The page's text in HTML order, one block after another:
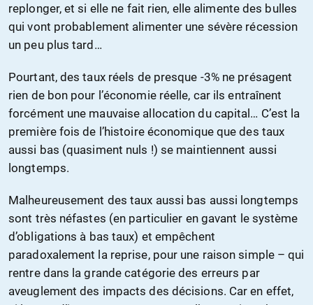
replonger, et si elle ne fait rien, elle alimente des bulles
qui vont probablement alimenter une sévère récession
un peu plus tard…
Pourtant, des taux réels de presque -3% ne présagent
rien de bon pour l’économie réelle, car ils entraînent
forcément une mauvaise allocation du capital… C’est la
première fois de l’histoire économique que des taux
aussi bas (quasiment nuls !) se maintiennent aussi
longtemps.
Malheureusement des taux aussi bas aussi longtemps
sont très néfastes (en particulier en gavant le système
d’obligations à bas taux) et empêchent
paradoxalement la reprise, pour une raison simple – qui
rentre dans la grande catégorie des erreurs par
aveuglement des impacts des décisions. Car en effet,